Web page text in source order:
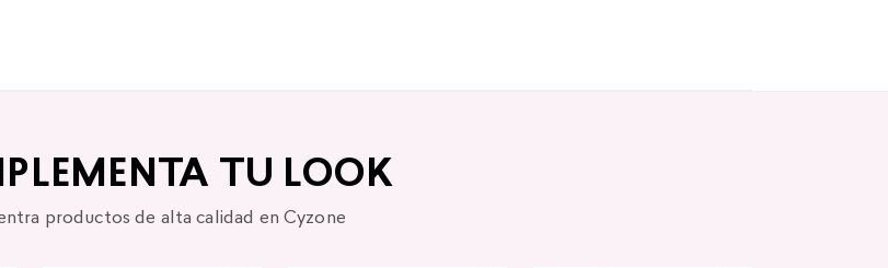
TU LOOK
productos de alta calidad en Cyzone